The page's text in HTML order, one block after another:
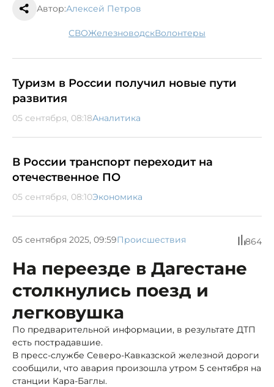
Автор:Алексей Петров
СВО Железноводск волонтеры
Туризм в России получил новые пути
развития
05 сентября, 08:18Аналитика
В России транспорт переходит на
отечественное ПО
05 сентября, 08:10Экономика
05 сентября 2025, 09:59Происшествия 864
На переезде в Дагестане
столкнулись поезд и
легковушка
По предварительной информации, в результате ДТП
есть пострадавшие.
В пресс-службе Северо-Кавказской железной дороги
сообщили, что авария произошла утром 5 сентября на
станции Кара-Баглы.